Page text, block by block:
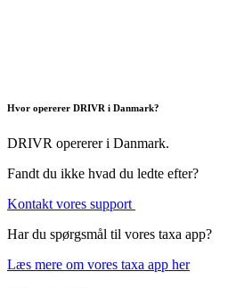
Hvor opererer DRIVR i Danmark?
DRIVR opererer i Danmark.
Fandt du ikke hvad du ledte efter?
Kontakt vores support
Har du spørgsmål til vores taxa app?
Læs mere om vores taxa app her